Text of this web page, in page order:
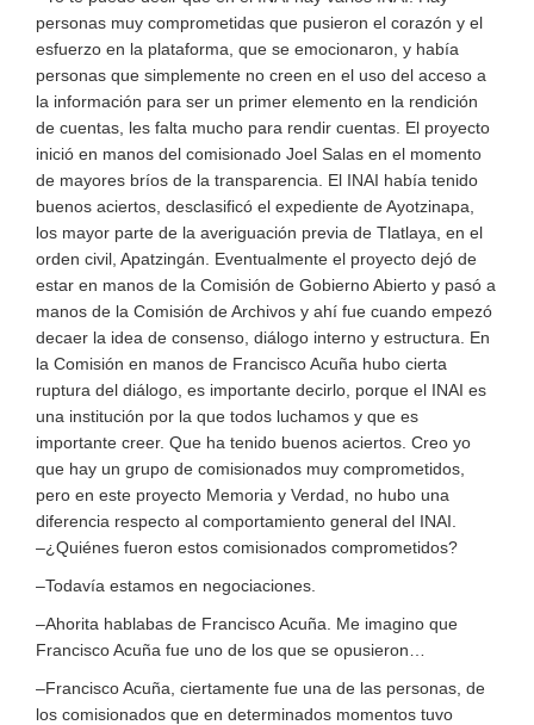
personas muy comprometidas que pusieron el corazón y el
esfuerzo en la plataforma, que se emocionaron, y había
personas que simplemente no creen en el uso del acceso a
la información para ser un primer elemento en la rendición
de cuentas, les falta mucho para rendir cuentas. El proyecto
inició en manos del comisionado Joel Salas en el momento
de mayores bríos de la transparencia. El INAI había tenido
buenos aciertos, desclasificó el expediente de Ayotzinapa,
los mayor parte de la averiguación previa de Tlatlaya, en el
orden civil, Apatzingán. Eventualmente el proyecto dejó de
estar en manos de la Comisión de Gobierno Abierto y pasó a
manos de la Comisión de Archivos y ahí fue cuando empezó
decaer la idea de consenso, diálogo interno y estructura. En
la Comisión en manos de Francisco Acuña hubo cierta
ruptura del diálogo, es importante decirlo, porque el INAI es
una institución por la que todos luchamos y que es
importante creer. Que ha tenido buenos aciertos. Creo yo
que hay un grupo de comisionados muy comprometidos,
pero en este proyecto Memoria y Verdad, no hubo una
diferencia respecto al comportamiento general del INAI.
–¿Quiénes fueron estos comisionados comprometidos?
–Todavía estamos en negociaciones.
–Ahorita hablabas de Francisco Acuña. Me imagino que
Francisco Acuña fue uno de los que se opusieron…
–Francisco Acuña, ciertamente fue una de las personas, de
los comisionados que en determinados momentos tuvo